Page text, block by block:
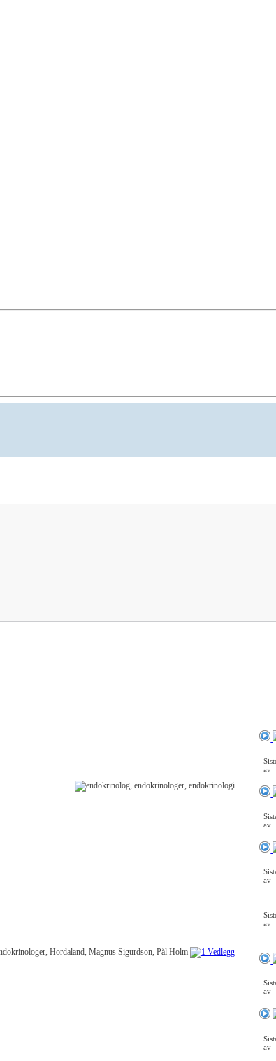
av
av
av
av
av
av